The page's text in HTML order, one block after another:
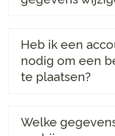
Heb ik een
nodig om een
te plaatsen?
Welke